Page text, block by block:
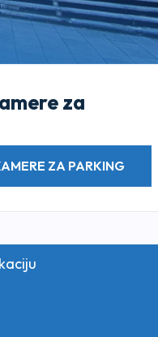
za
ZA PARKING